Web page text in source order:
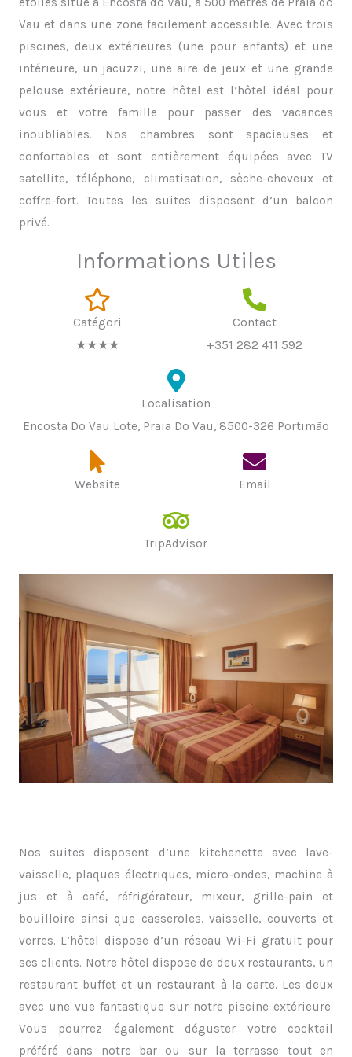
Vau et dans une zone facilement accessible. Avec trois
piscines, deux extérieures (une pour enfants) et une
intérieure, un jacuzzi, une aire de jeux et une grande
pelouse extérieure, notre hôtel est l’hôtel idéal pour
vous et votre famille pour passer des vacances
inoubliables. Nos chambres sont spacieuses et
confortables et sont entièrement équipées avec TV
satellite, téléphone, climatisation, sèche-cheveux et
coffre-fort. Toutes les suites disposent d’un balcon
privé.
Informations Utiles
Catégori
★★★★
Contact
+351 282 411 592
Localisation
Encosta Do Vau Lote, Praia Do Vau, 8500-326 Portimão
Website Email
TripAdvisor
Nos suites disposent d’une kitchenette avec lave-
vaisselle, plaques électriques, micro-ondes, machine à
jus et à café, réfrigérateur, mixeur, grille-pain et
bouilloire ainsi que casseroles, vaisselle, couverts et
verres. L’hôtel dispose d’un réseau Wi-Fi gratuit pour
ses clients. Notre hôtel dispose de deux restaurants, un
restaurant buffet et un restaurant à la carte. Les deux
avec une vue fantastique sur notre piscine extérieure.
Vous pourrez également déguster votre cocktail
préféré dans notre bar ou sur la terrasse tout en